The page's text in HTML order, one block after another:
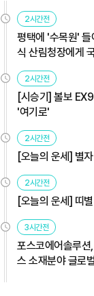
2시간전
평택에 '수목원' 들
식 산림청장에게
2시간전
[시승기] 볼보
'여기로'
2시간전
[오늘의 운세] 별
2시간전
[오늘의 운세] 띠
3시간전
포스코에어솔루션
스 소재분야 글로